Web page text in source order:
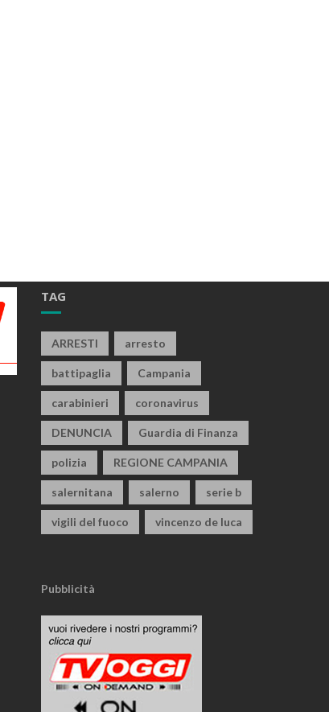
TAG
ARRESTI arresto
battipaglia Campania
carabinieri coronavirus
DENUNCIA Guardia di Finanza
polizia REGIONE CAMPANIA
salernitana salerno serie b
vigili del fuoco vincenzo de luca
Pubblicità